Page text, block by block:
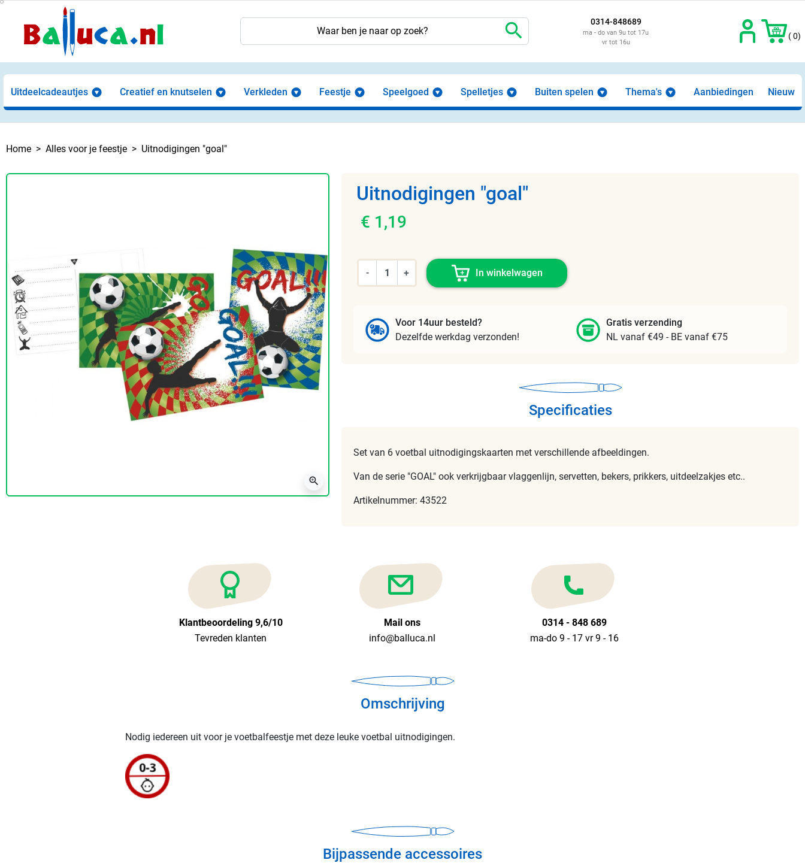
search 0314-848689
ma - do van 9u tot 17u
vr tot 16u
( 0)
Uitdeelcadeautjes Creatief en knutselen Verkleden Feestje Speelgoed Spelletjes Buiten spelen Thema's Aanbiedingen Nieuw
Home Alles voor je feestje Uitnodigingen "goal"
zoom_in
Uitnodigingen "goal"
€ 1,19
- + In winkelwagen
Voor 14uur besteld?
Dezelfde werkdag verzonden!
Gratis verzending
NL vanaf €49 - BE vanaf €75
Specificaties
Set van 6 voetbal uitnodigingskaarten met verschillende afbeeldingen.
Van de serie "GOAL" ook verkrijgbaar vlaggenlijn, servetten, bekers, prikkers, uitdeelzakjes etc..
Artikelnummer: 43522
Klantbeoordeling 9,6/10
Tevreden klanten
Mail ons
info@balluca.nl
0314 - 848 689
ma-do 9 - 17 vr 9 - 16
Omschrijving
Nodig iedereen uit voor je voetbalfeestje met deze leuke voetbal uitnodigingen.
Bijpassende accessoires